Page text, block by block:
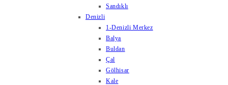
Sandıklı
Denizli
1-Denizli Merkez
Balya
Buldan
Çal
Gölhisar
Kale